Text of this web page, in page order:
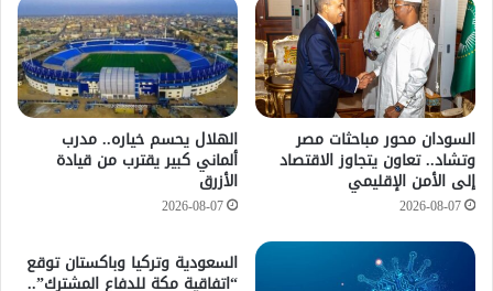
السودان محور مباحثات مصر
وتشاد.. تعاون يتجاوز الاقتصاد
إلى الأمن الإقليمي
2026-08-07
الهلال يحسم خياره.. مدرب
ألماني كبير يقترب من قيادة
الأزرق
2026-08-07
السعودية وتركيا وباكستان توقع
“اتفاقية مكة للدفاع المشترك”..